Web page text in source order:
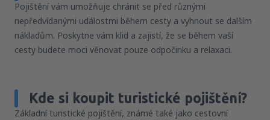
Pojištění vám umožňuje chránit se před různými
nepředvídanými událostmi během cesty a vyhnout se dalším
nákladům. Poskytne vám klid a zajistí, že se během vaší
cesty budete moci věnovat pouze odpočinku a relaxaci.
Kde si koupit turistické pojištění?
Základní turistické pojištění, známé také jako cestovní